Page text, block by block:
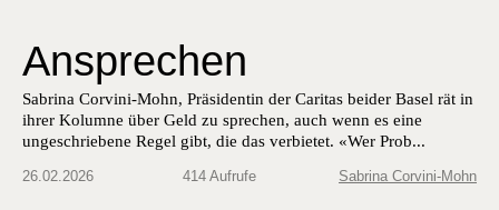
Ansprechen
Sabrina Corvini-Mohn, Präsidentin der Caritas beider Basel rät in
ihrer Kolumne über Geld zu sprechen, auch wenn es eine
ungeschriebene Regel gibt, die das verbietet. «Wer Prob...
26.02.2026 414 Aufrufe Sabrina Corvini-Mohn